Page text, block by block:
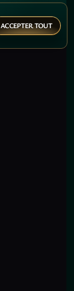
ACCEPTER TOUT